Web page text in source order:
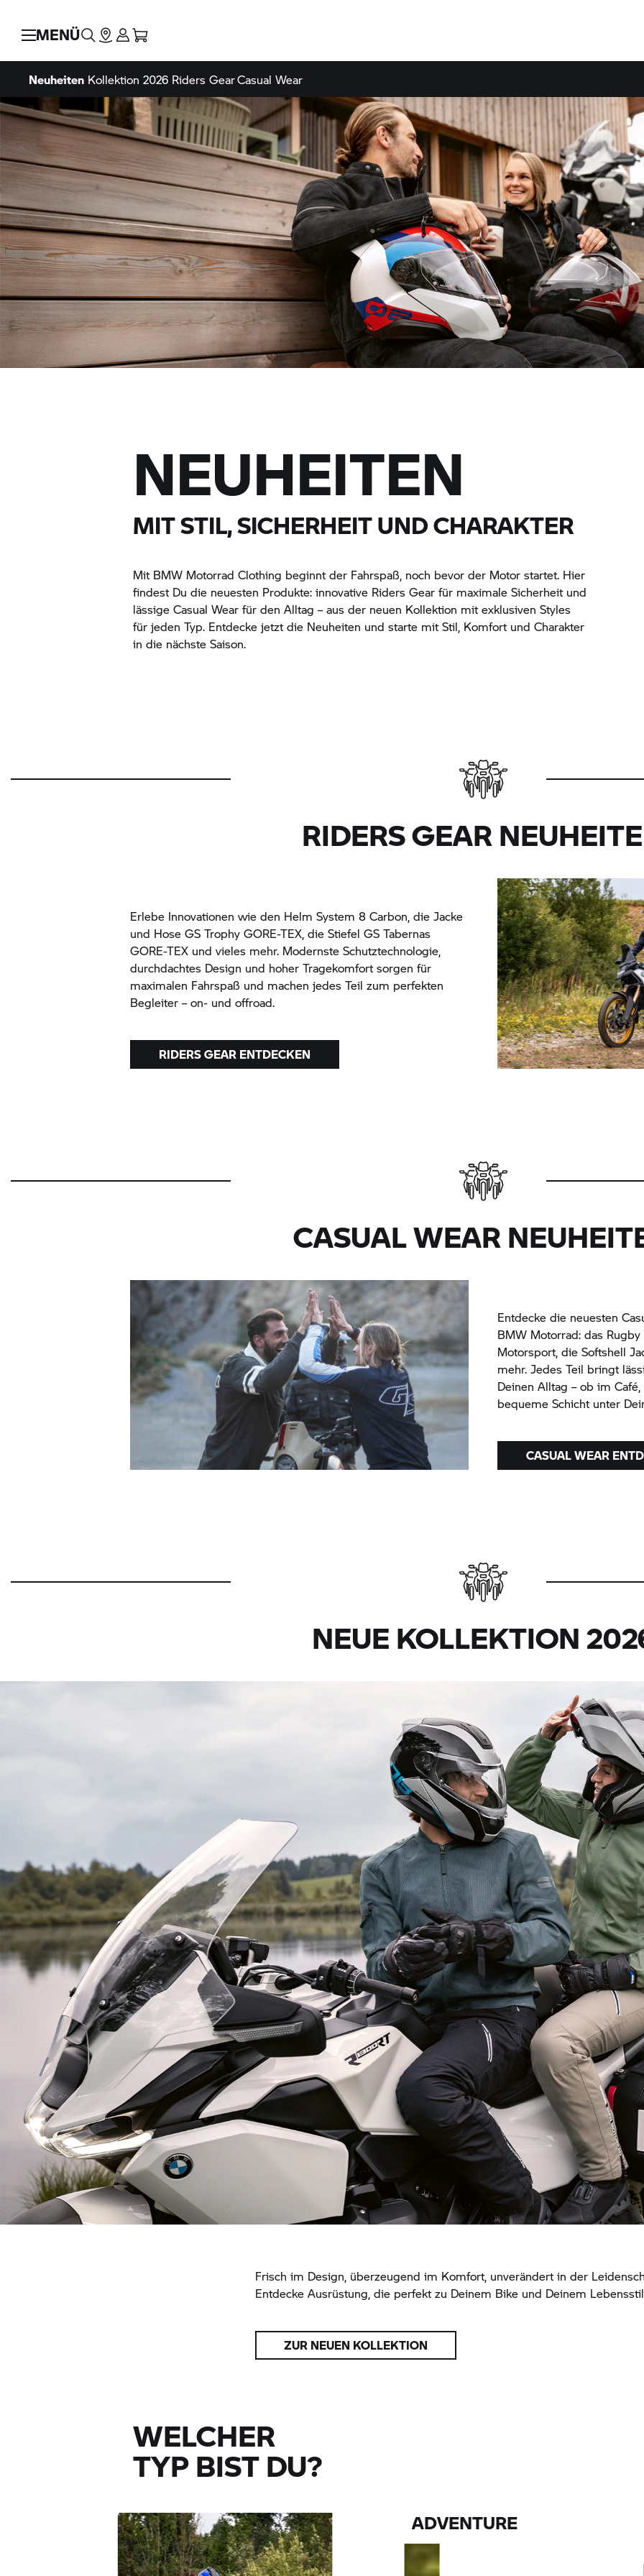
MENÜ
Neuheiten Kollektion 2026 Riders GearCasual Wear
NEUHEITEN
MIT STIL, SICHERHEIT UND CHARAKTER
Mit BMW Motorrad Clothing beginnt der Fahrspaß, noch bevor der Motor startet. Hier
findest Du die neuesten Produkte: innovative Riders Gear für maximale Sicherheit und
lässige Casual Wear für den Alltag – aus der neuen Kollektion mit exklusiven Styles
für jeden Typ. Entdecke jetzt die Neuheiten und starte mit Stil, Komfort und Charakter
in die nächste Saison.
RIDERS GEAR
Erlebe Innovationen wie den Helm System 8 Carbon, die Jacke
und HoseGS Trophy GORE-TEX, die Stiefel GS Tabernas
GORE-TEX und vieles mehr. Modernste Schutztechnologie,
durchdachtes Design und hoher Tragekomfort sorgen für
maximalen Fahrspaß und machen jedes Teil zum perfekten
Begleiter – on- und offroad.
RIDERS GEAR ENTDECKEN
CASUAL WEAR
Entdecke die neuesten
BMW Motorrad:das Rugby
Motorsport, die Softshell
mehr. Jedes Teil bringt
Deinen Alltag – ob im
bequeme Schicht unter
CASUAL WEAR
NEUE KOLLEKTION
Frisch im Design, überzeugend im Komfort, unverändert in der
Entdecke Ausrüstung, die perfekt zu Deinem Bike und Deinem
ZUR NEUEN KOLLEKTION
WELCHER
TYP BIST DU?
ADVENTURE